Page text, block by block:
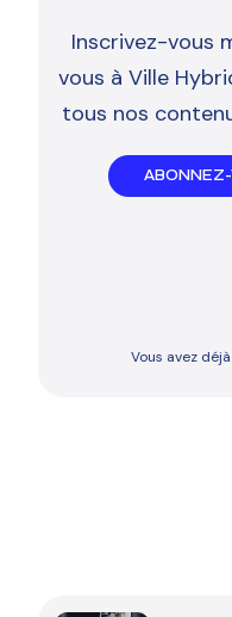
Inscrivez-vous
vous à Ville
tous nos
Vous avez